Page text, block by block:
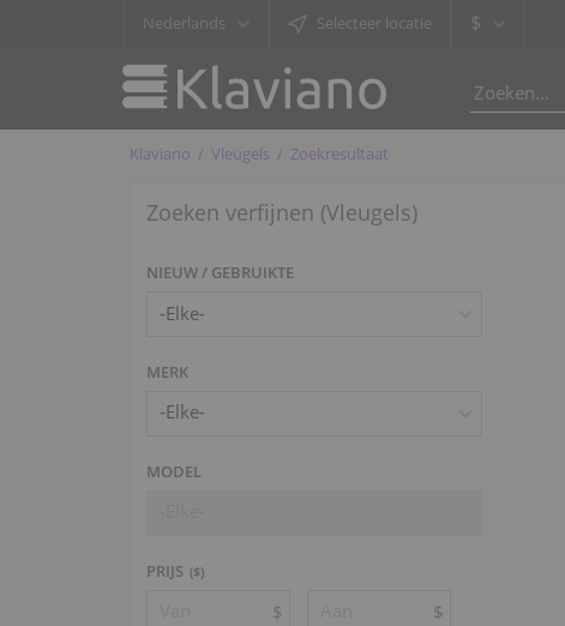
Nederlands Selecteer locatie $
Klaviano Vleugels Zoekresultaat
Zoeken verfijnen (Vleugels)
NIEUW / GEBRUIKTE
MERK
-Elke-
MODEL
PRIJS ($)
$ $